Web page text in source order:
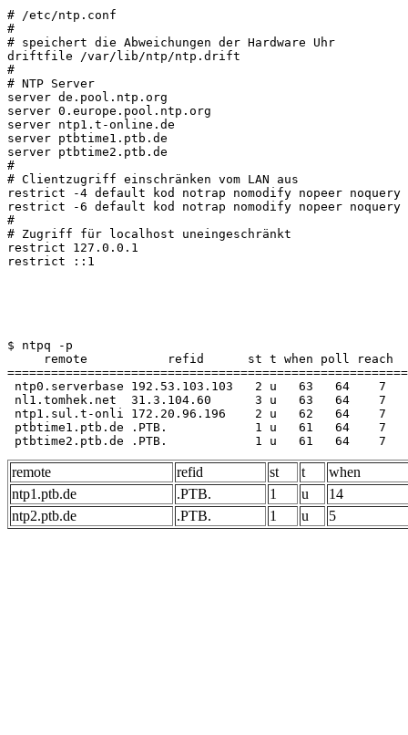
# /etc/ntp.conf
#
# speichert die Abweichungen der Hardware Uhr
driftfile /var/lib/ntp/ntp.drift
#
# NTP Server
server de.pool.ntp.org
server 0.europe.pool.ntp.org
server ntp1.t-online.de
server ptbtime1.ptb.de
server ptbtime2.ptb.de
#
# Clientzugriff einschränken vom LAN aus
restrict -4 default kod notrap nomodify nopeer noquery
restrict -6 default kod notrap nomodify nopeer noquery
#
# Zugriff für localhost uneingeschränkt
restrict 127.0.0.1
$ ntpq -p
remote           refid      st t when poll reach
ntp0.serverbase 192.53.103.103   2 u   63   64    7
nl1.tomhek.net  31.3.104.60      3 u   63   64    7
ntp1.sul.t-onli 172.20.96.196    2 u   62   64    7
ptbtime1.ptb.de .PTB.            1 u   61   64    7
ptbtime2.ptb.de .PTB.            1 u   61   64    7
remote refid st t
when
ntp1.ptb.de
.PTB. 1 u
14
ntp2.ptb.de
.PTB. 1 u 5